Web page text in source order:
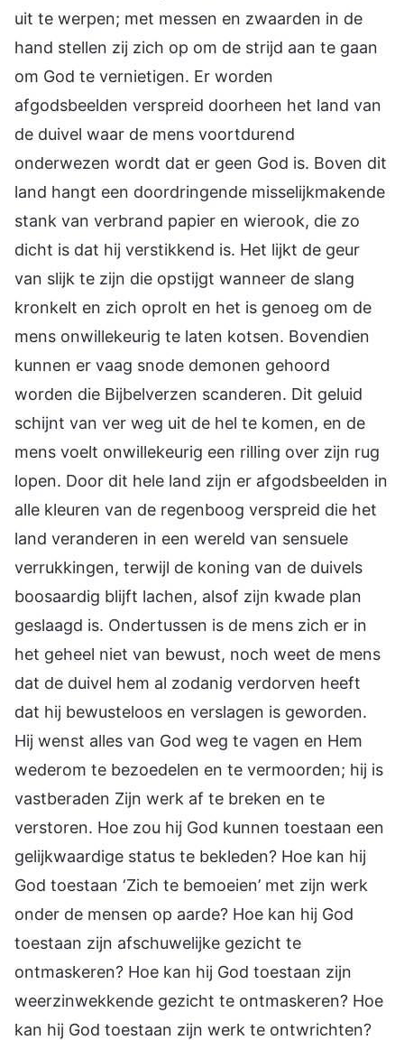
uit te werpen; met messen en zwaarden in de
hand stellen zij zich op om de strijd aan te gaan
om God te vernietigen. Er worden
afgodsbeelden verspreid doorheen het land van
de duivel waar de mens voortdurend
onderwezen wordt dat er geen God is. Boven dit
land hangt een doordringende misselijkmakende
stank van verbrand papier en wierook, die zo
dicht is dat hij verstikkend is. Het lijkt de geur
van slijk te zijn die opstijgt wanneer de slang
kronkelt en zich oprolt en het is genoeg om de
mens onwillekeurig te laten kotsen. Bovendien
kunnen er vaag snode demonen gehoord
worden die Bijbelverzen scanderen. Dit geluid
schijnt van ver weg uit de hel te komen, en de
mens voelt onwillekeurig een rilling over zijn rug
lopen. Door dit hele land zijn er afgodsbeelden in
alle kleuren van de regenboog verspreid die het
land veranderen in een wereld van sensuele
verrukkingen, terwijl de koning van de duivels
boosaardig blijft lachen, alsof zijn kwade plan
geslaagd is. Ondertussen is de mens zich er in
het geheel niet van bewust, noch weet de mens
dat de duivel hem al zodanig verdorven heeft
dat hij bewusteloos en verslagen is geworden.
Hij wenst alles van God weg te vagen en Hem
wederom te bezoedelen en te vermoorden; hij is
vastberaden Zijn werk af te breken en te
verstoren. Hoe zou hij God kunnen toestaan een
gelijkwaardige status te bekleden? Hoe kan hij
God toestaan ‘Zich te bemoeien’ met zijn werk
onder de mensen op aarde? Hoe kan hij God
toestaan zijn afschuwelijke gezicht te
ontmaskeren? Hoe kan hij God toestaan zijn
weerzinwekkende gezicht te ontmaskeren? Hoe
kan hij God toestaan zijn werk te ontwrichten?